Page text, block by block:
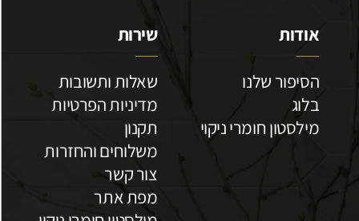
אודות
הסיפור שלנו
בלוג
מילסטון חומרי ניקוי
שירות
שאלות ותשובות
מדיניות הפרטיות
תקנון
משלוחים והחזרות
צור קשר
מפת אתר